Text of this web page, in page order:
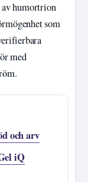
av humortrion
som
med
och arv
iQ